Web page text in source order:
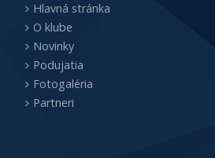
Hlavná stránka
O klube
Novinky
Podujatia
Fotogaléria
Partneri